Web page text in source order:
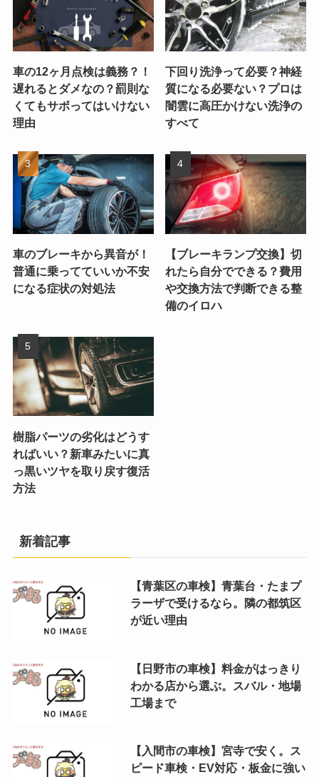
車の12ヶ月点検は義務？！
遅れるとダメなの？罰則な
くてもサボってはいけない
理由
下回り洗浄って必要？神経
質になる必要ない？プロは
闇雲に高圧かけない洗浄の
すべて
車のブレーキから異音が！
普通に乗ってていいか不安
になる症状の対処法
【ブレーキランプ交換】切
れたら自分でできる？費用
や交換方法で判断できる整
備のイロハ
樹脂パーツの劣化はどうす
ればいい？新車みたいに真
っ黒いツヤを取り戻す復活
方法
新着記事
【青葉区の車検】青葉台・たまプ
ラーザで受けるなら。隣の都筑区
が近い理由
【日野市の車検】料金がはっきり
わかる店から選ぶ。スバル・地場
工場まで
【入間市の車検】宮寺で安く。ス
ピード車検・EV対応・板金に強い